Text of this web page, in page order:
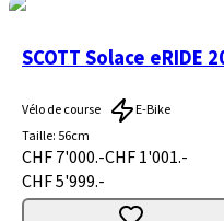
SCOTT Solace eRIDE
Vélo de course
E-Bike
Taille: 56cm
CHF 7'000.-CHF 1'001.-
CHF 5'999.-